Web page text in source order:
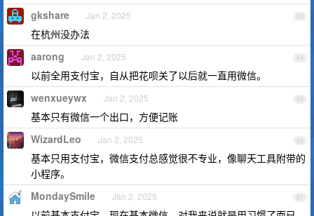
63
gkshare Jan 2, 2025
在杭州没办法
64
aarong Jan 2, 2025
以前全用支付宝，自从把花呗关了以后就一直用微信。
65
wenxueywx Jan 2, 2025
基本只有微信一个出口，方便记账
66
WizardLeo Jan 2, 2025
基本只用支付宝，微信支付总感觉很不专业，像聊天工具附带的
小程序。
67
MondaySmile Jan 2, 2025